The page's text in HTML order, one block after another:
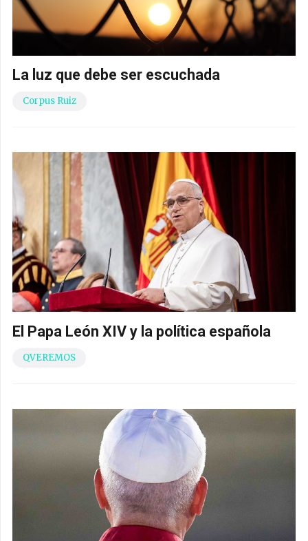
La luz que debe ser escuchada
Corpus Ruiz
El Papa León XIV y la política española
QVEREMOS